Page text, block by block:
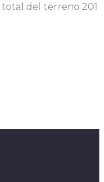
total del terreno 201